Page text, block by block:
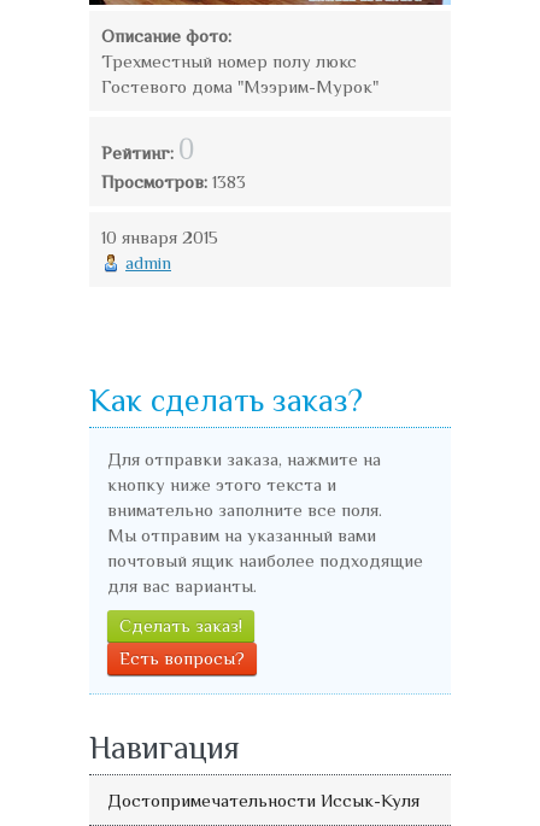
Описание фото:
Трехместный номер полу люкс
Гостевого дома "Мээрим-Мурок"
Рейтинг: 0
Просмотров: 1383
10 января 2015
admin
Как сделать заказ?
Для отправки заказа, нажмите на
кнопку ниже этого текста и
внимательно заполните все поля.
Мы отправим на указанный вами
почтовый ящик наиболее подходящие
для вас варианты.
Сделать заказ!
Есть вопросы?
Навигация
Достопримечательности Иссык-Куля